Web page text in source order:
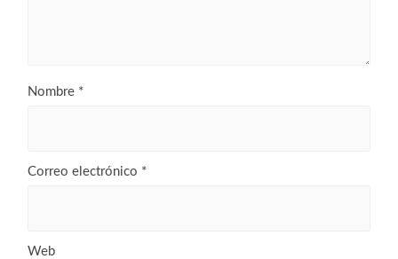
Nombre *
Correo electrónico *
Web